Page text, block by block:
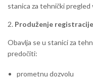
stanica za tehnički pregled
2. Produženje registracije
Obavlja se u stanici za
predočiti:
prometnu dozvolu